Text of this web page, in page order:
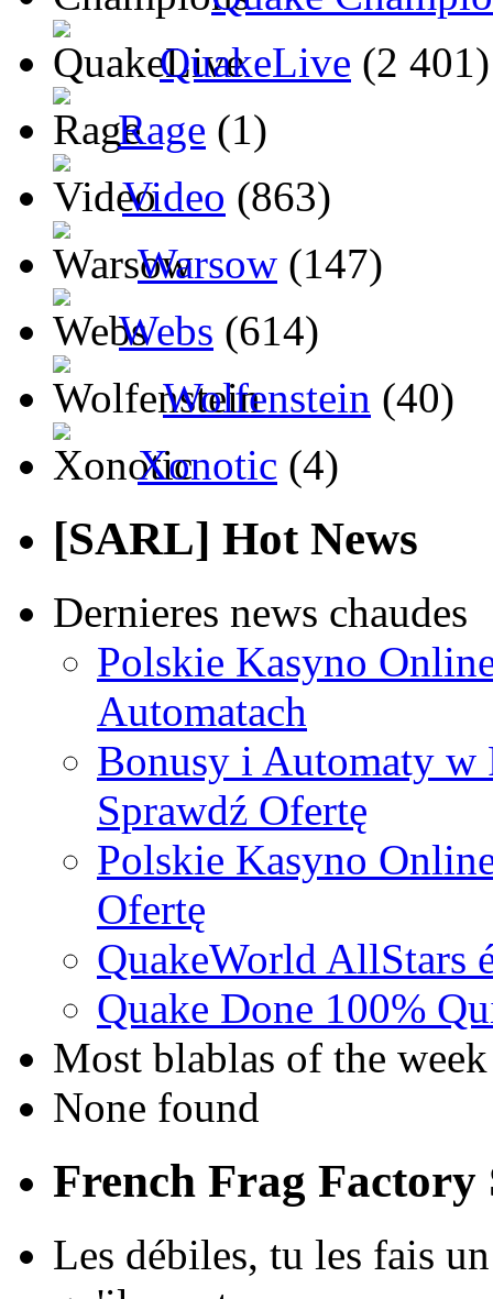
QuakeLive (2 401)
Rage (1)
Video (863)
Warsow (147)
Webs (614)
Wolfenstein (40)
Xonotic (4)
[SARL] Hot News
Dernieres news chaudes
Polskie Kasyno
Automatach
Bonusy i Automaty w
Sprawdź Ofertę
Polskie Kasyno
Ofertę
QuakeWorld AllStars
Quake Done 100%
Most blablas of the week
None found
French Frag Factory
Les débiles, tu les fais